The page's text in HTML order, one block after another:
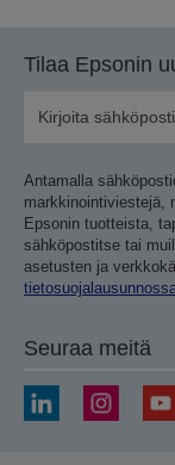
Tilaa Epsonin
Antamalla
markkinointiviestejä,
Epsonin tuotteista,
sähköpostitse tai
asetusten ja
Seuraa meitä